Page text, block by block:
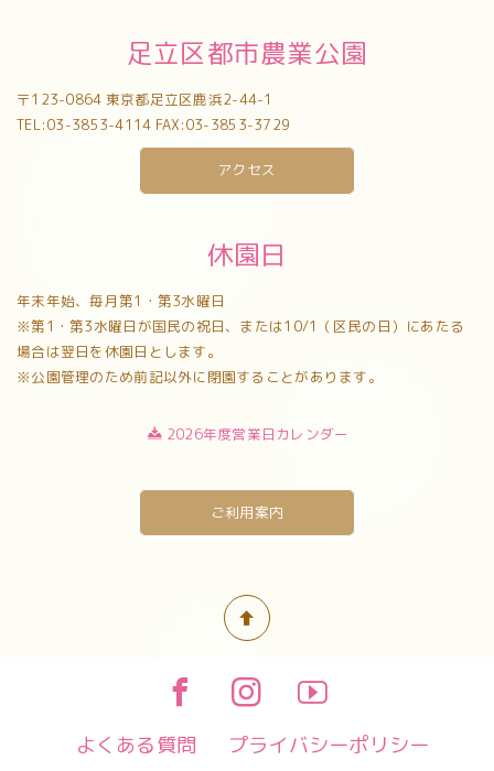
足立区都市農業公園
〒123-0864 東京都足立区鹿浜2-44-1
TEL:03-3853-4114 FAX:03-3853-3729
アクセス
休園日
年末年始、毎月第1・第3水曜日
※第1・第3水曜日が国民の祝日、または10/1（区民の日）にあたる
場合は翌日を休園日とします。
※公園管理のため前記以外に閉園することがあります。
2026年度営業日カレンダー
ご利用案内
よくある質問 プライバシーポリシー